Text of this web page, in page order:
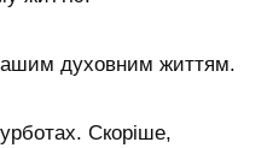
духовним життям.
Скоріше,